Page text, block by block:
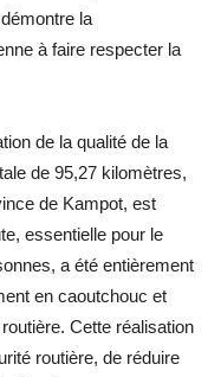
la
à faire respecter la
de la qualité de la
de 95,27 kilomètres,
de Kampot, est
essentielle pour le
a été entièrement
en caoutchouc et
Cette réalisation
routière, de réduire